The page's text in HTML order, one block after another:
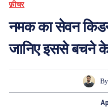
फ़ीचर
नमक का सेवन
जानिए इससे बचने
By